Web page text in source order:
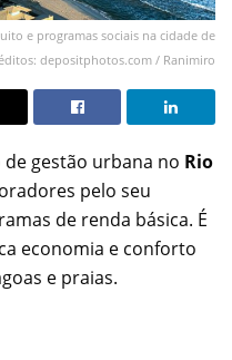
e programas sociais na cidade de
depositphotos.com / Ranimiro
gestão urbana no Rio
pelo seu
de renda básica. É
economia e conforto
e praias.